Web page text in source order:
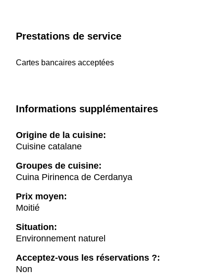
Prestations de service
Cartes bancaires acceptées
Informations supplémentaires
Origine de la cuisine:
Cuisine catalane
Groupes de cuisine:
Cuina Pirinenca de Cerdanya
Prix moyen:
Moitié
Situation:
Environnement naturel
Acceptez-vous les réservations ?:
Non